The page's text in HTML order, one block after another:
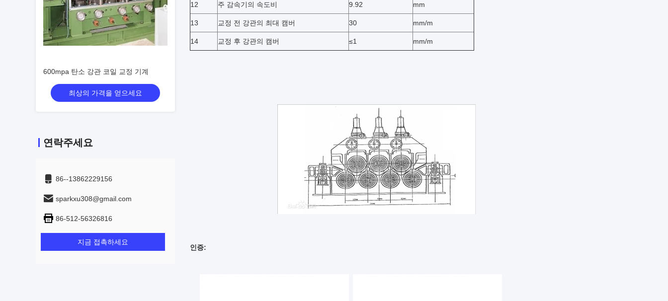
600mpa 탄소 강관 코일 교정 기계
최상의 가격을 얻으세요
연락주세요
86--13862229156
sparkxu308@gmail.com
86-512-56326816
지금 접촉하세요
12 주 감속기의 속도비 9.92 mm
13 교정 전 강관의 최대 캠버 30 mm/m
14 교정 후 강관의 캠버 ≤1 mm/m
인증: